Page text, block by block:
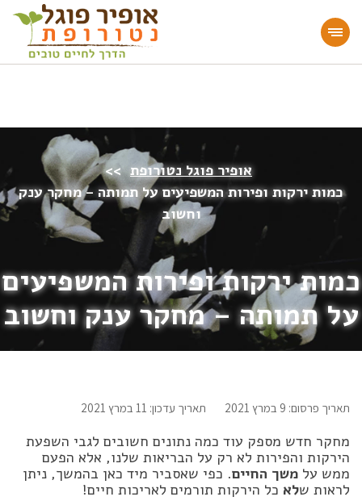
מעוניינים להעמיק או להתחיל דרך חיים בריאה?
הצטרפו לאתר!
אופיר פוגל נטורופת >>
כמות ירקות ופירות המשפיעים על תמותה – מחקר ענק
וחשוב
כמות ירקות ופירות המשפיעים
על תמותה – מחקר ענק וחשוב
תאריך פרסום: 9 במרץ 2021 תאריך עדכון: 11 במרץ 2021
מחקר חדש מספק עוד כמה נתונים חשובים לגבי השפעת
הירקות והפירות לא רק על הבריאות שלנו, אלא הפעם
ממש על משך החיים. כפי שאסביר מיד כאן בהמשך, ניתן
לראות שלא כל הירקות תורמים לאריכות חיים!